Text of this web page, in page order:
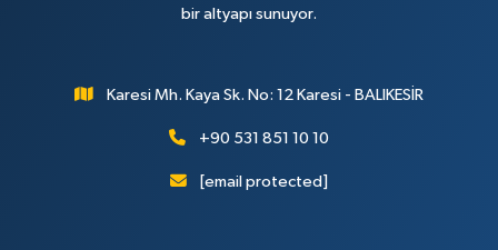
bir altyapı sunuyor.
Karesi Mh. Kaya Sk. No: 12 Karesi - BALIKESİR
+90 531 851 10 10
[email protected]